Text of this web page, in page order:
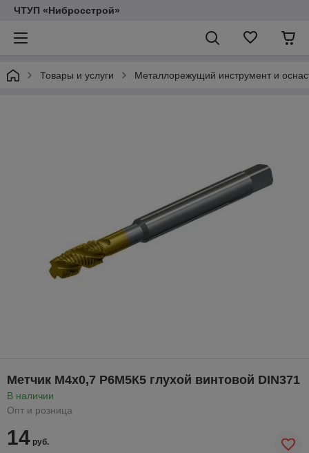
ЧТУП «Нибросстрой»
Товары и услуги Металлорежущий инструмент и
Метчик М4х0,7 Р6М5К5 глухой винтовой DIN371
В наличии
Опт и розница
14 руб.